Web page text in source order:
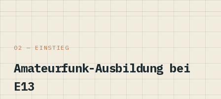
02 — EINSTIEG
Amateurfunk-Ausbildung bei
E13